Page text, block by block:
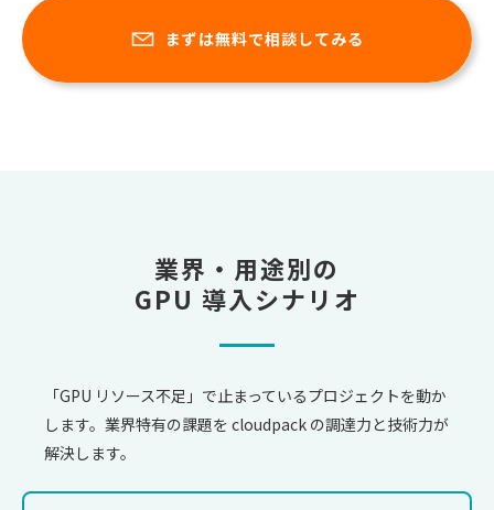
まずは無料で相談してみる
業界・用途別の
GPU 導入シナリオ
「GPU リソース不足」で止まっているプロジェクトを動か
します。 業界特有の課題を cloudpack の調達力と技術力が
解決します。